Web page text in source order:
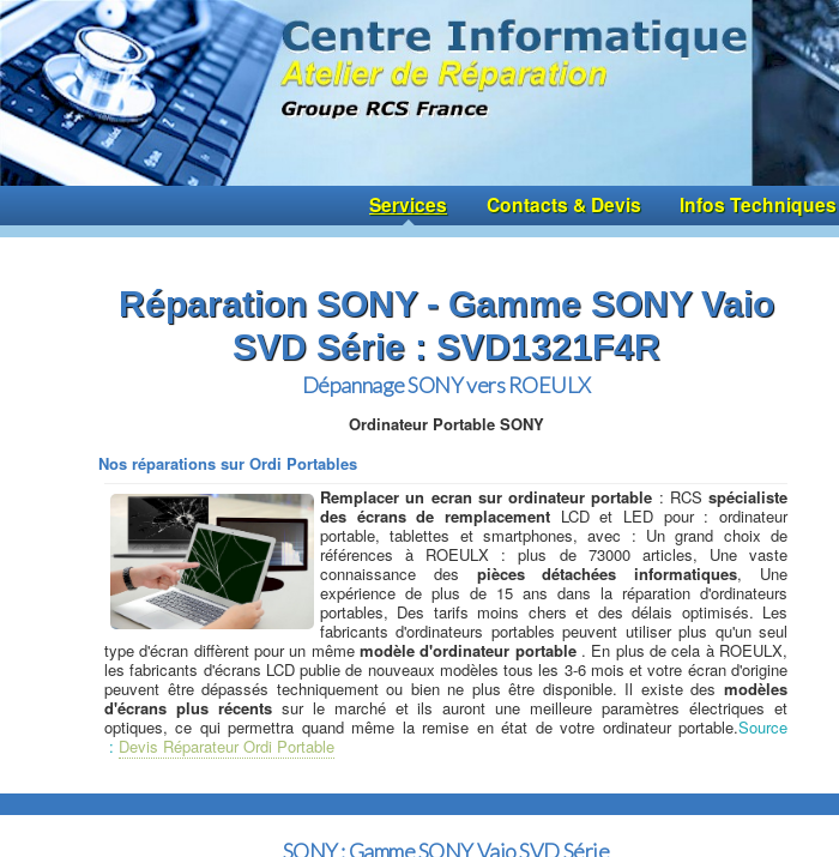
Services Contacts & Devis Infos Techniques
Réparation SONY - Gamme SONY Vaio
SVD Série : SVD1321F4R
Dépannage SONY vers ROEULX
Ordinateur Portable SONY
Nos réparations sur Ordi Portables
Remplacer un ecran sur ordinateur portable : RCS spécialiste
des écrans de remplacement LCD et LED pour : ordinateur
portable, tablettes et smartphones, avec : Un grand choix de
références à ROEULX : plus de 73000 articles, Une vaste
connaissance des pièces détachées informatiques, Une
expérience de plus de 15 ans dans la réparation d'ordinateurs
portables, Des tarifs moins chers et des délais optimisés. Les
fabricants d'ordinateurs portables peuvent utiliser plus qu'un seul
type d'écran diffèrent pour un même modèle d'ordinateur portable. En plus de cela à ROEULX,
les fabricants d'écrans LCD publie de nouveaux modèles tous les 3-6 mois et votre écran d'origine
peuvent être dépassés techniquement ou bien ne plus être disponible. Il existe des modèles
d'écrans plus récentssur le marché et ils auront une meilleure paramètres électriques et
optiques, ce qui permettra quand même la remise en état de votre ordinateur portable.Source
: Devis Réparateur Ordi Portable
SONY : Gamme SONY Vaio SVD Série